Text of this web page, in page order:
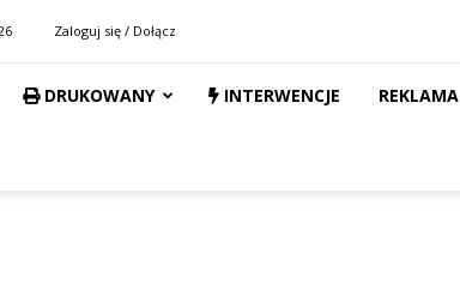
Zaloguj się / Dołącz
DRUKOWANY INTERWENCJE REKLAMA